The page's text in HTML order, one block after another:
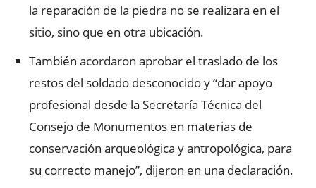
la reparación de la piedra no se realizara en el
sitio, sino que en otra ubicación.
También acordaron aprobar el traslado de los
restos del soldado desconocido y “dar apoyo
profesional desde la Secretaría Técnica del
Consejo de Monumentos en materias de
conservación arqueológica y antropológica, para
su correcto manejo”, dijeron en una declaración.